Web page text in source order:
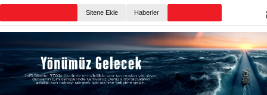
Sitene Ekle Haberler